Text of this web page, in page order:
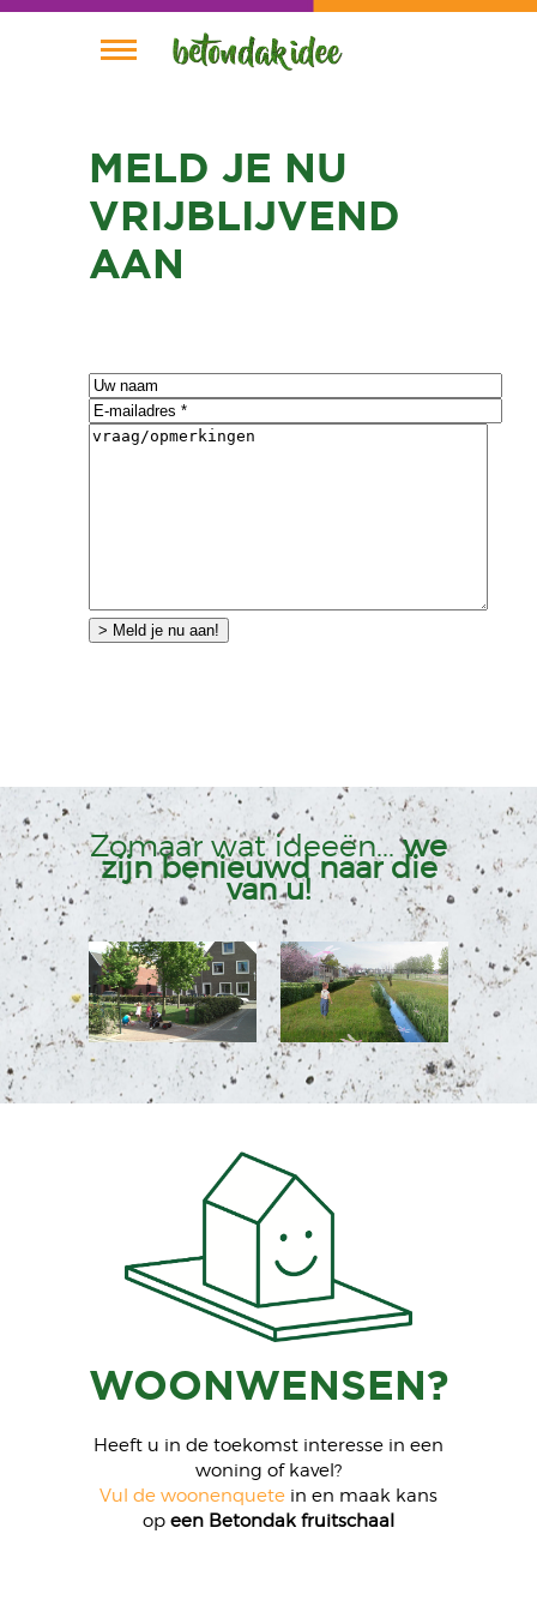
Planning
Wie is Wie
Plannen
MELD JE NU
VRIJBLIJVEND
AAN
Zomaar wat ideeën...we
zijn benieuwd naar die
van u!
vrij wonen
wonen in een
dorp
WOONWENSEN?
Heeft u in de toekomst interesse in een
woning of kavel?
Vul de woonenquete in en maak kans
op een Betondak fruitschaal